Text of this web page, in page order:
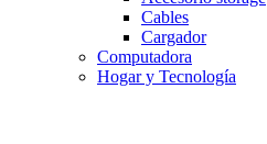
Cables
Cargador
Computadora
Hogar y Tecnología